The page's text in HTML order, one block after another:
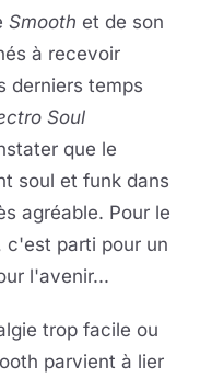
Smooth et de son
à recevoir
derniers temps
Soul
que le
soul et funk dans
agréable. Pour le
c'est parti pour un
l'avenir...
trop facile ou
parvient à lier